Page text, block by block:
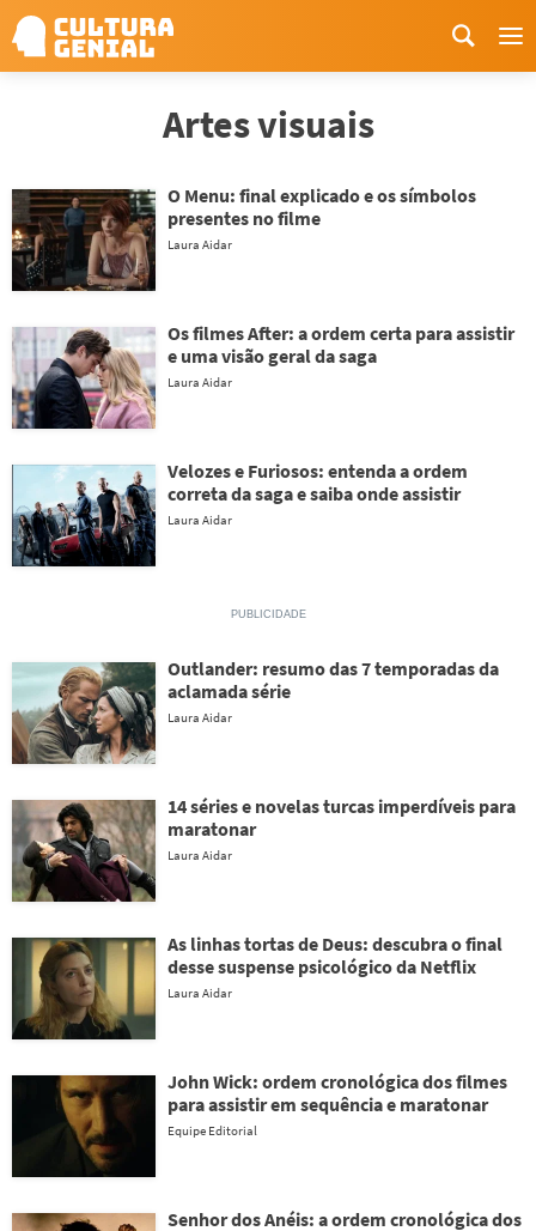
Artes visuais
O Menu: final explicado e os símbolos
presentes no filme
Laura Aidar
Os filmes After: a ordem certa para assistir
e uma visão geral da saga
Laura Aidar
Velozes e Furiosos: entenda a ordem
correta da saga e saiba onde assistir
Laura Aidar
Outlander: resumo das 7 temporadas da
aclamada série
Laura Aidar
14 séries e novelas turcas imperdíveis para
maratonar
Laura Aidar
As linhas tortas de Deus: descubra o final
desse suspense psicológico da Netflix
Laura Aidar
John Wick: ordem cronológica dos filmes
para assistir em sequência e maratonar
Equipe Editorial
Senhor dos Anéis: a ordem cronológica dos